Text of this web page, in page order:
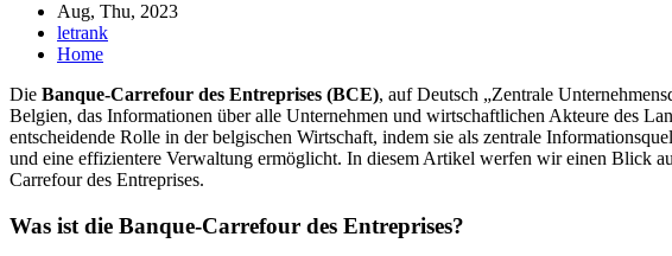
Aug, Thu, 2023
letrank
Home
Die Banque-Carrefour des Entreprises (BCE), auf Deutsch „Zentrale
Belgien, das Informationen über alle Unternehmen und wirtschaftlichen Akteure des
entscheidende Rolle in der belgischen Wirtschaft, indem sie als zentrale
und eine effizientere Verwaltung ermöglicht. In diesem Artikel werfen wir einen Blick
Carrefour des Entreprises.
Was ist die Banque-Carrefour des Entreprises?